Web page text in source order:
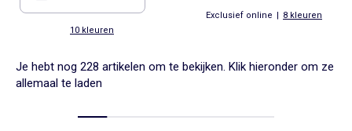
10 kleuren
Exclusief online | 8 kleuren
Je hebt nog 228 artikelen om te bekijken. Klik hieronder om ze
allemaal te laden